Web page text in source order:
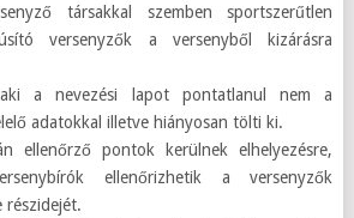
társakkal szemben sportszerűtlen
versenyzők a versenyből kizárásra
a nevezési lapot pontatlanul nem a
adatokkal illetve hiányosan tölti ki.
ellenőrző pontok kerülnek elhelyezésre,
ellenőrizhetik a versenyzők
részidejét.